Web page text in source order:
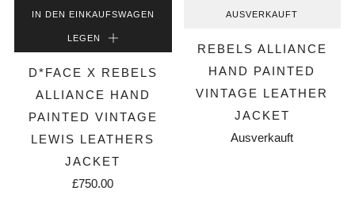
IN DEN EINKAUFSWAGEN
LEGEN
D*FACE X REBELS
ALLIANCE HAND
PAINTED VINTAGE
LEWIS LEATHERS
JACKET
£750.00
AUSVERKAUFT
REBELS ALLIANCE
HAND PAINTED
VINTAGE LEATHER
JACKET
Ausverkauft